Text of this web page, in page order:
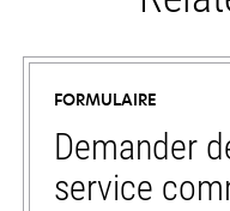
FORMULAIRE
Demander
service